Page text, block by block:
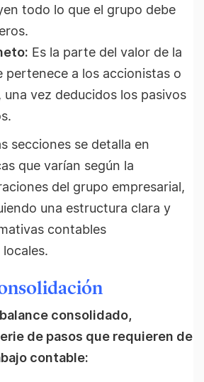
todo lo que el grupo debe
Es la parte del valor de la
pertenece a los accionistas o
vez deducidos los pasivos
secciones se detalla en
que varían según la
del grupo empresarial,
una estructura clara y
contables
consolidado,
de pasos que requieren de
contable: